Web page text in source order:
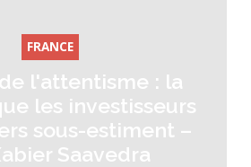
FRANCE
l'attentisme : la
les investisseurs
sous-estiment –
Saavedra